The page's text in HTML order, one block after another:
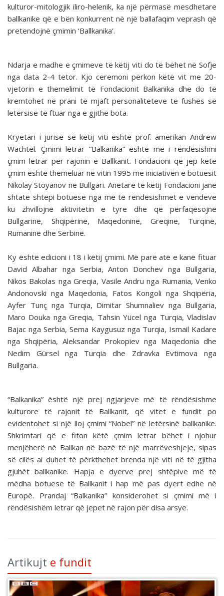
kulturor-mitologjik iliro-helenik, ka një përmasë mesdhetare
ballkanike që e bën konkurrent në një ballafaqim veprash që
pretendojnë çmimin ‘Ballkanika’.
Ndarja e madhe e çmimeve të këtij viti do të bëhet në Sofje
nga data 2-4 tetor. Kjo ceremoni përkon këtë vit me 20-
vjetorin e themelimit të Fondacionit Balkanika dhe do të
kremtohet në prani të mjaft personaliteteve të fushës së
letërsisë të ftuar nga e gjithë bota.
Kryetari i jurisë së këtij viti është prof. amerikan Andrew
Wachtel. Çmimi letrar “Balkanika” është më i rëndësishmi
çmim letrar për rajonin e Ballkanit. Fondacioni që jep këtë
çmim është themeluar në vitin 1995 me iniciativën e botuesit
Nikolay Stoyanov në Bullgari. Anëtarë të këtij Fondacioni janë
shtatë shtëpi botuese nga më të rëndësishmet e vendeve
ku zhvillojnë aktivitetin e tyre dhe që përfaqësojnë
Bullgarinë, Shqipërinë, Maqedoninë, Greqinë, Turqinë,
Rumaninë dhe Serbinë.
Ky është edicioni i 18 i këtij çmimi. Më parë atë e kanë fituar
David Albahar nga Serbia, Anton Donchev nga Bullgaria,
Nikos Bakolas nga Greqia, Vasile Andru nga Rumania, Venko
Andonovski nga Maqedonia, Fatos Kongoli nga Shqipëria,
Ayfer Tunç nga Turqia, Dimitar Shumnaliev nga Bullgaria,
Maro Douka nga Greqia, Tahsin Yücel nga Turqia, Vladislav
Bajac nga Serbia, Sema Kaygusuz nga Turqia, Ismail Kadare
nga Shqipëria, Aleksandar Prokopiev nga Maqedonia dhe
Nedim Gürsel nga Turqia dhe Zdravka Evtimova nga
Bullgaria.
“Balkanika” është një prej ngjarjeve më të rëndësishme
kulturore të rajonit të Ballkanit, që vitet e fundit po
evidentohet si një lloj çmimi “Nobel” në letërsinë ballkanike.
Shkrimtari që e fiton këtë çmim letrar bëhet i njohur
menjëherë në Ballkan në bazë të një marrëveshjeje, sipas
së cilës ai duhet të përkthehet brenda një viti në të gjitha
gjuhët ballkanike. Hapja e dyerve prej shtëpive më të
mëdha botuese të Ballkanit i hap më pas dyert edhe në
Europë. Prandaj “Balkanika” konsiderohet si çmimi më i
rëndësishëm letrar që jepet në rajon për disa arsye.
Artikujt e fundit